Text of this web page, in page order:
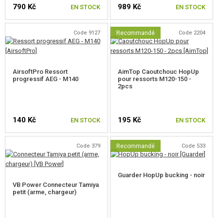
790 Kč EN STOCK 989 Kč EN STOCK
Code 9127
AirsoftPro Ressort
progressif AEG - M140
140 Kč EN STOCK
Recommandé Code 2204
AimTop Caoutchouc HopUp
pour ressorts M120-150 -
2pcs
195 Kč EN STOCK
Code 379
VB Power Connecteur Tamiya
petit (arme, chargeur)
Recommandé Code 533
Guarder HopUp bucking - noir